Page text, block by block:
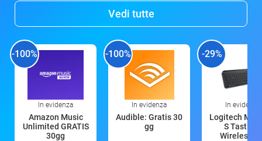
Vedi tutte
-100%
In evidenza
Amazon Music
Unlimited GRATIS
30gg
-100%
In evidenza
Audible: Gratis 30
gg
-29%
In evidenza
Logitech MX
S Tastiera
Wireless